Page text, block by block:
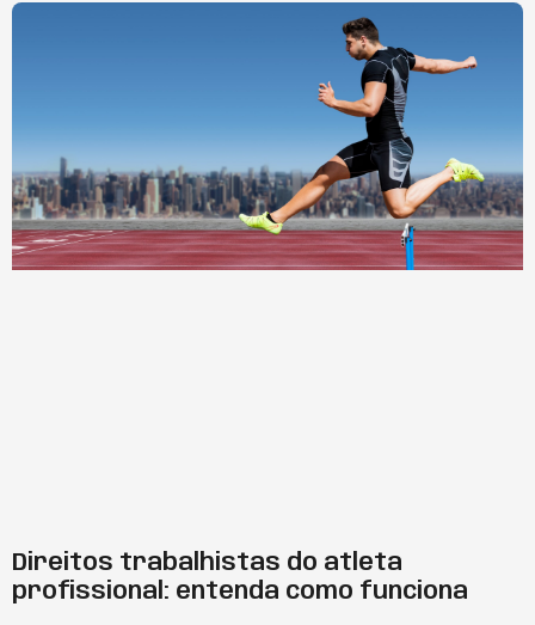
Direitos trabalhistas do atleta
profissional: entenda como funciona